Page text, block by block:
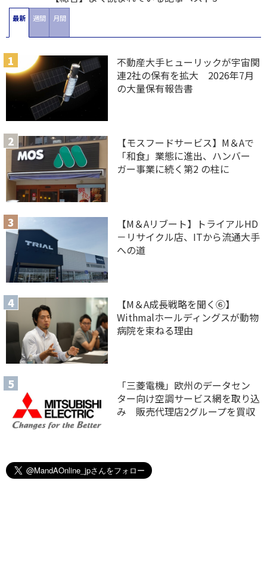
最新 週間 月間
不動産大手ヒューリックが宇宙関
連2社の保有を拡大 2026年7月
の大量保有報告書
【モスフードサービス】M＆Aで
「和食」業態に進出、ハンバー
ガー事業に続く第2 の柱に
【M＆Aリブート】トライアルHD
－リサイクル店、ITから流通大手
への道
【M＆A 成長戦略を聞く⑥】
Withmalホールディングスが動物
病院を束ねる理由
「三菱電機」欧州のデータセン
ター向け空調サービス網を取り込
み 販売代理店2グループを買収